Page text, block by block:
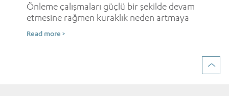
Önleme çalışmaları güçlü bir şekilde devam
etmesine rağmen kuraklık neden artmaya
devam ediyor?
Read more >